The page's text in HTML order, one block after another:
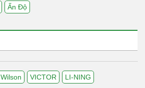
Ấn Độ
Wilson VICTOR LI-NING